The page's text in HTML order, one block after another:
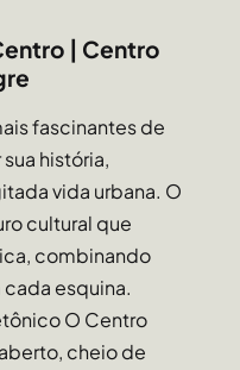
| Centro
fascinantes de
história,
vida urbana. O
cultural que
combinando
esquina.
O Centro
cheio de